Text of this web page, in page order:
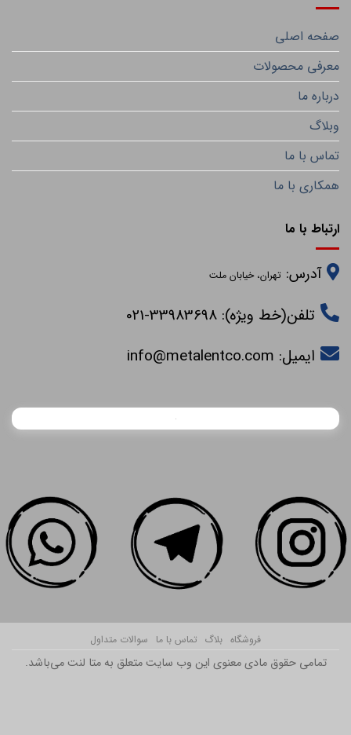
صفحه اصلی
معرفی محصولات
درباره ما
وبلاگ
تماس با ما
همکاری با ما
ارتباط با ما
آدرس:تهران، خیابان ملت
تلفن(خط ویژه): 33983698-021
ایمیل:info@metalentco.com
فروشگاه بلاگ تماس با ما سوالات متداول
تمامی حقوق مادی معنوی این وب سایت متعلق به متا لنت می‌باشد.